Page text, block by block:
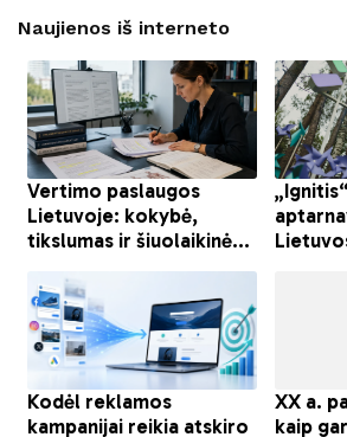
Naujienos iš interneto